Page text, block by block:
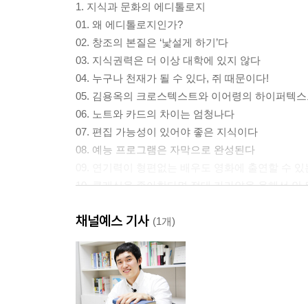
1. 지식과 문화의 에디톨로지
01. 왜 에디톨로지인가?
02. 창조의 본질은 ‘낯설게 하기’다
03. 지식권력은 더 이상 대학에 있지 않다
04. 누구나 천재가 될 수 있다, 쥐 때문이다!
05. 김용옥의 크로스텍스트와 이어령의 하이퍼텍
06. 노트와 카드의 차이는 엄청나다
07. 편집 가능성이 있어야 좋은 지식이다
08. 예능 프로그램은 자막으로 완성된다
10. 클래식을 좋아한다면 절대 카라얀을 욕해선 안
2. 관점과 장소의 에디톨로지
11. 관점의 발견과 서구 합리성의 신화
12. 우리는 창문을 통해 세상을 객관적으로 볼 수
13. 원근법은 통제 강박이다
14. 권력은 선글라스를 쓴다
채널예스 기사 (1개)